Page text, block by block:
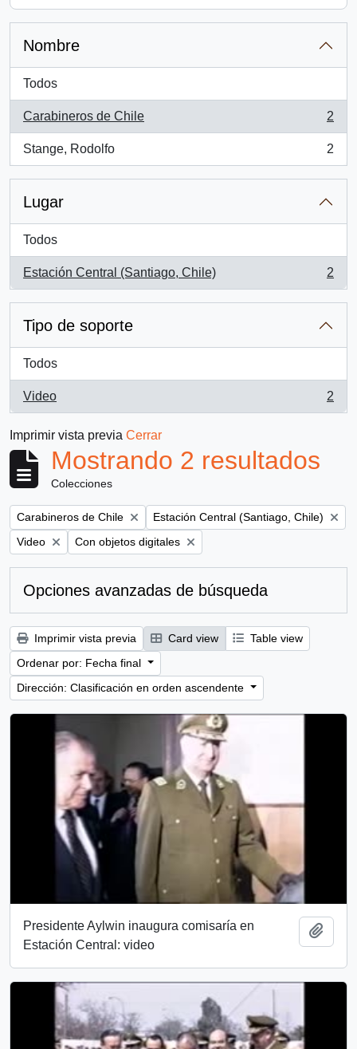
Nombre
Todos
Carabineros de Chile
, 2 resultados
2
Stange, Rodolfo
, 2 resultados
2
Lugar
Todos
Estación Central (Santiago, Chile)
, 2 resultados
2
Tipo de soporte
Todos
Video
, 2 resultados
2
Imprimir vista previa Cerrar
Mostrando 2 resultados
Colecciones
Remove filter:
Carabineros de Chile Remove filter:
Estación Central (Santiago, Chile)
Remove filter:
Video Remove filter:
Con objetos digitales
Opciones avanzadas de búsqueda
Imprimir vista previa Card view
Table view
Ordenar por: Fecha final
Dirección: Clasificación en orden ascendente
Presidente Aylwin inaugura comisaría en
Estación Central: video